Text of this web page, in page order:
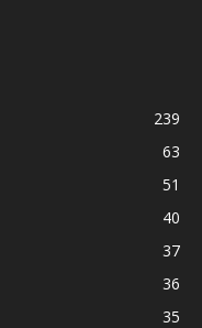
239
63
51
40
37
36
35